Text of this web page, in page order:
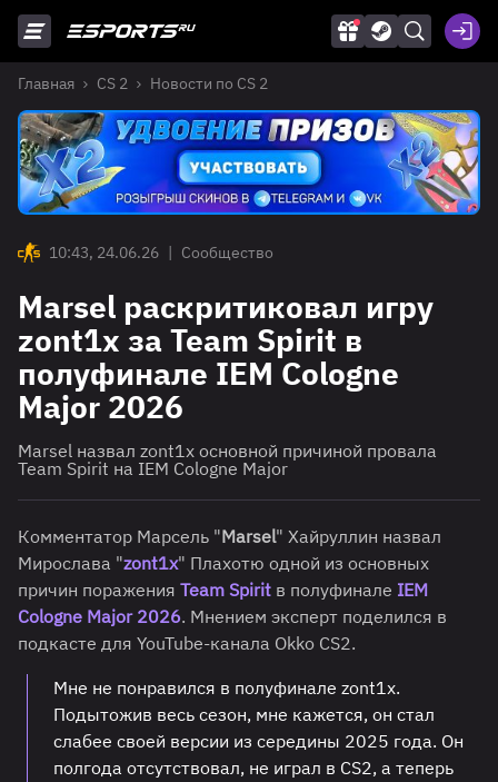
Главная CS 2 Новости по CS 2
10:43, 24.06.26 | Сообщество
Marsel раскритиковал игру
zont1x за Team Spirit в
полуфинале IEM Cologne
Major 2026
Marsel назвал zont1x основной причиной провала
Team Spirit на IEM Cologne Major
Комментатор Марсель "Marsel" Хайруллин назвал
Мирослава "zont1x" Плахотю одной из основных
причин поражения Team Spirit в полуфинале IEM
Cologne Major 2026. Мнением эксперт поделился в
подкасте для YouTube-канала Okko CS2.
Мне не понравился в полуфинале zont1x.
Подытожив весь сезон, мне кажется, он стал
слабее своей версии из середины 2025 года. Он
полгода отсутствовал, не играл в CS2, а теперь